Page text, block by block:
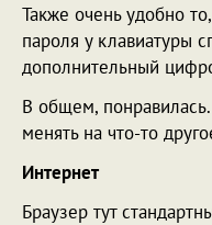
Также очень удобно
пароля у клавиатуры
дополнительный
В общем,
менять на что-то
Интернет
Браузер тут